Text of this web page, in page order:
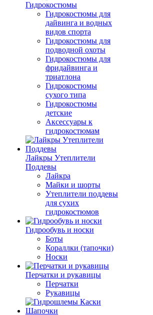
Гидрокостюмы
Гидрокостюмы для
дайвинга и водных
видов спорта
Гидрокостюмы для
подводной охоты
Гидрокостюмы для
фридайвинга и
триатлона
Гидрокостюмы
сухого типа
Гидрокостюмы
детские
Аксессуары к
гидрокостюмам
Лайкры Утеплители
Поддевы
Лайкра
Майки и шорты
Утеплители поддевы
для сухих
гидрокостюмов
Гидрообувь и носки
Боты
Кораллки (тапочки)
Носки
Перчатки и рукавицы
Перчатки
Рукавицы